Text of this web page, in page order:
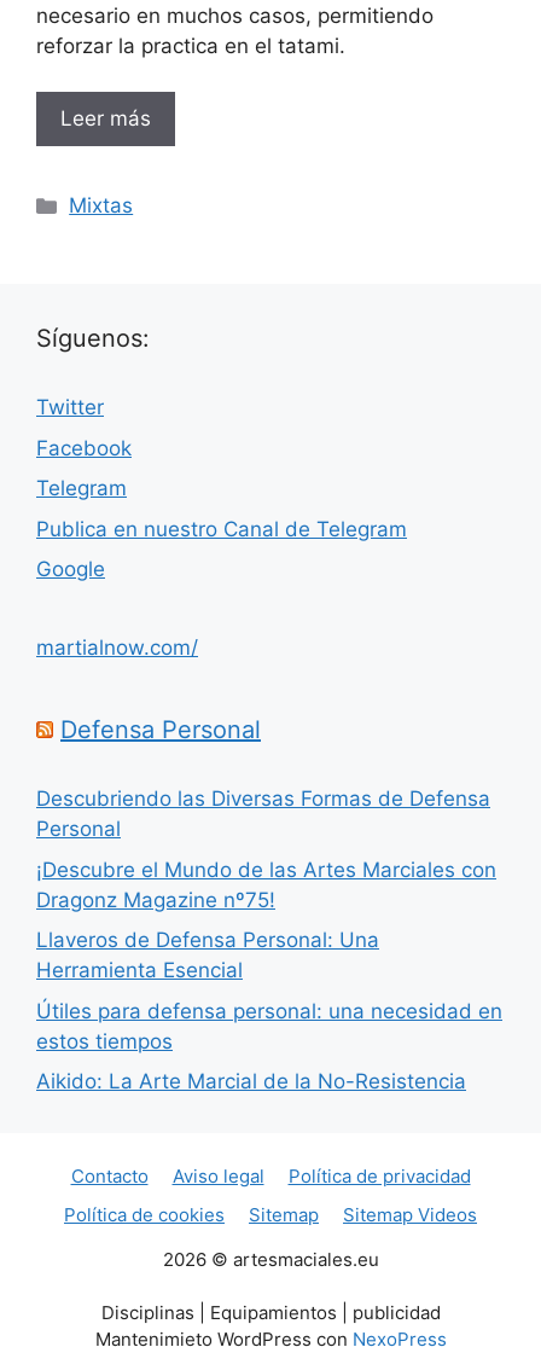
necesario en muchos casos, permitiendo
reforzar la practica en el tatami.
Leer más
Categorías
Mixtas
Síguenos:
Twitter
Facebook
Telegram
Publica en nuestro Canal de Telegram
Google
martialnow.com/
Defensa Personal
Descubriendo las Diversas Formas de Defensa
Personal
¡Descubre el Mundo de las Artes Marciales con
Dragonz Magazine nº75!
Llaveros de Defensa Personal: Una
Herramienta Esencial
Útiles para defensa personal: una necesidad en
estos tiempos
Aikido: La Arte Marcial de la No-Resistencia
Contacto Aviso legal
Política de privacidad
Política de cookies
Sitemap
Sitemap Videos
2026 © artesmaciales.eu
Disciplinas | Equipamientos | publicidad
Mantenimieto WordPress con NexoPress